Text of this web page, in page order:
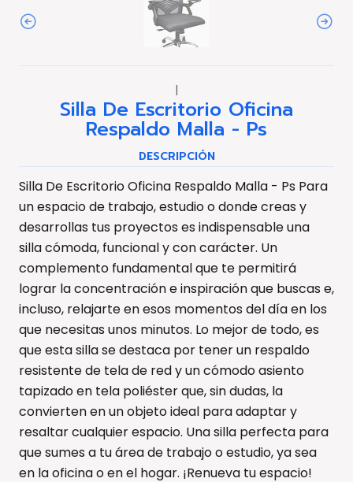
|
Silla De Escritorio Oficina
Respaldo Malla - Ps
DESCRIPCIÓN
Silla De Escritorio Oficina Respaldo Malla - Ps Para
un espacio de trabajo, estudio o donde creas y
desarrollas tus proyectos es indispensable una
silla cómoda, funcional y con carácter. Un
complemento fundamental que te permitirá
lograr la concentración e inspiración que buscas e,
incluso, relajarte en esos momentos del día en los
que necesitas unos minutos. Lo mejor de todo, es
que esta silla se destaca por tener un respaldo
resistente de tela de red y un cómodo asiento
tapizado en tela poliéster que, sin dudas, la
convierten en un objeto ideal para adaptar y
resaltar cualquier espacio. Una silla perfecta para
que sumes a tu área de trabajo o estudio, ya sea
en la oficina o en el hogar. ¡Renueva tu espacio!